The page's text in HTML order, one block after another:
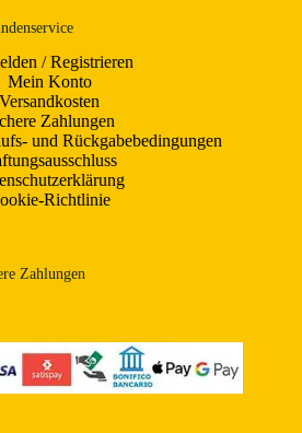
/ Registrieren
Mein Konto
Versandkosten
Zahlungen
und Rückgabebedingungen
Richtlinie
Zahlungen